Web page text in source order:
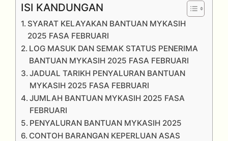
ISI KANDUNGAN
SYARAT KELAYAKAN BANTUAN MYKASIH
2025 FASA FEBRUARI
LOG MASUK DAN SEMAK STATUS PENERIMA
BANTUAN MYKASIH 2025 FASA FEBRUARI
JADUAL TARIKH PENYALURAN BANTUAN
MYKASIH 2025 FASA FEBRUARI
JUMLAH BANTUAN MYKASIH 2025 FASA
FEBRUARI
PENYALURAN BANTUAN MYKASIH 2025
CONTOH BARANGAN KEPERLUAN ASAS